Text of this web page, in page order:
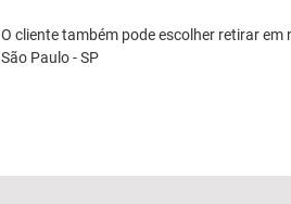
O cliente também pode escolher retirar
São Paulo - SP